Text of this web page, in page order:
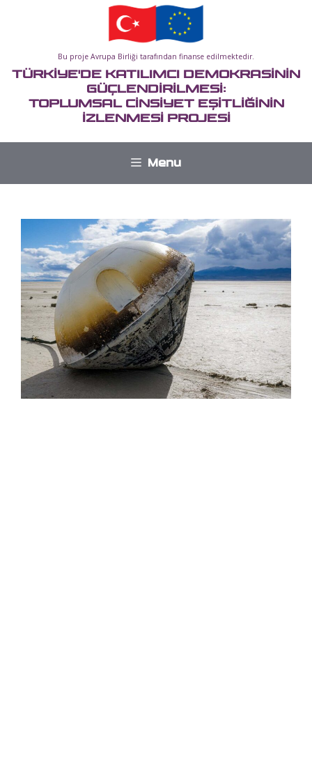
Bu proje Avrupa Birliği tarafından finanse edilmektedir.
TÜRKİYE'DE KATILIMCI DEMOKRASİNİN
GÜÇLENDİRİLMESİ:
TOPLUMSAL CİNSİYET EŞİTLİĞİNİN
İZLENMESİ PROJESİ
Menu